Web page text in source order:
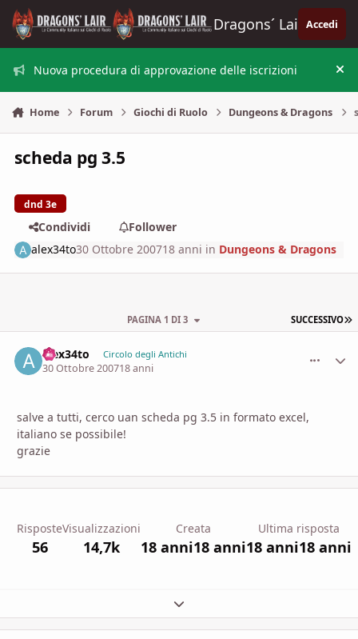
Vai al contenuto
Dragons´ Lair Accedi
Nuova procedura di approvazione delle iscrizioni
Home Forum Giochi di Ruolo Dungeons & Dragons
scheda pg 3.5
dnd 3e
Condividi
Follower
alex34to30 Ottobre 200718 anni in Dungeons & Dragons
SUCCESSIVO
PAGINA 1 DI 3
alex34to Circolo degli Antichi
30 Ottobre 200718 anni
salve a tutti, cerco uan scheda pg 3.5 in formato excel,
italiano se possibile!
grazie
Risposte
56
Visualizzazioni
14,7k
Creata
18 anni18 anni
Ultima risposta
18 anni18 anni
Espandi panoramica del topic